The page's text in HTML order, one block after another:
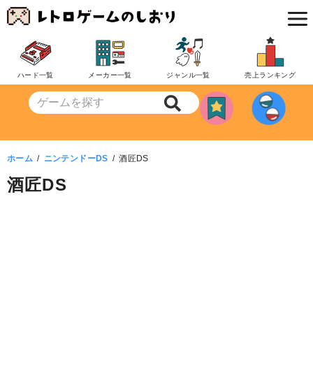
コ
ン
ツ
動
ハード一覧 メーカー一覧 ジャンル一覧 売上ランキング
ホーム ニンテンドーDS 酒匠DS
酒匠DS